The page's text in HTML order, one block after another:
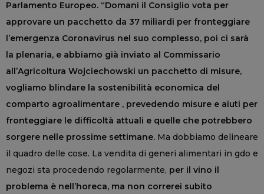
Parlamento Europeo. “Domani il Consiglio vota per
approvare un pacchetto da 37 miliardi per fronteggiare
l’emergenza Coronavirus nel suo complesso, poi ci sarà
la plenaria, e abbiamo già inviato al Commissario
all’Agricoltura Wojciechowski un pacchetto di misure,
vogliamo blindare la sostenibilità economica del
comparto agroalimentare , prevedendo misure e aiuti per
fronteggiare le difficoltà attuali e quelle che potrebbero
sorgere nelle prossime settimane. Ma dobbiamo delineare
il quadro delle cose. La vendita di generi alimentari in gdo e
negozi sta procedendo regolarmente, per il vino il
problema è nell’horeca, ma non correrei subito